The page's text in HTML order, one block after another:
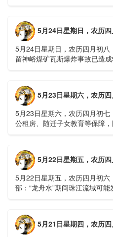
5月24日星期日，农历
5月24日星期日，农历四月初
留神峪煤矿瓦斯爆炸事故已造
5月23日星期六，农历
5月23日星期六，农历四月初
公租房、随迁子女教育等保障
5月22日星期五，农历
5月22日星期五，农历四月初
部：“龙舟水”期间珠江流域可
5月21日星期四，农历